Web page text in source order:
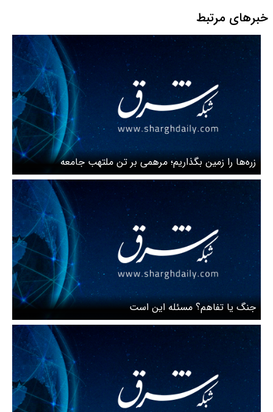
خبرهای مرتبط
زره‌ها را زمین بگذاریم؛ مرهمی بر تن ملتهب جامعه
جنگ یا تفاهم؟ مسئله این است